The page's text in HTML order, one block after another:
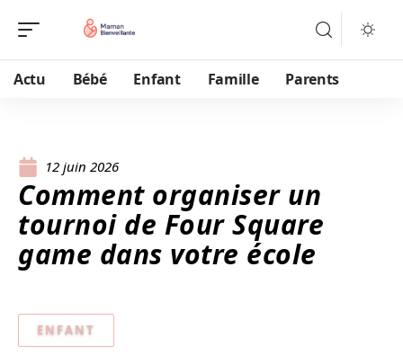
Actu Bébé Enfant Famille Parents
12 juin 2026
Comment organiser un
tournoi de Four Square
game dans votre école
ENFANT